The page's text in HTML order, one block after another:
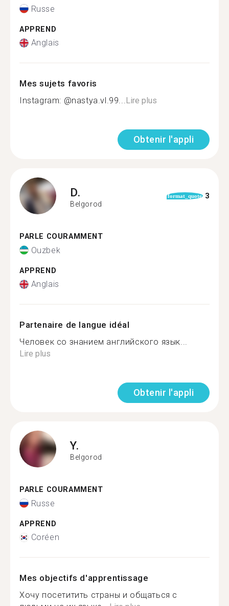
Russe
APPREND
Anglais
Mes sujets favoris
Instagram: @nastya.vl.99...Lire plus
Obtenir l'appli
D.
Belgorod
format_quote 3
PARLE COURAMMENT
Ouzbek
APPREND
Anglais
Partenaire de langue idéal
Человек со знанием английского язык...
Lire plus
Obtenir l'appli
Y.
Belgorod
PARLE COURAMMENT
Russe
APPREND
Coréen
Mes objectifs d'apprentissage
Хочу посетитить страны и общаться с